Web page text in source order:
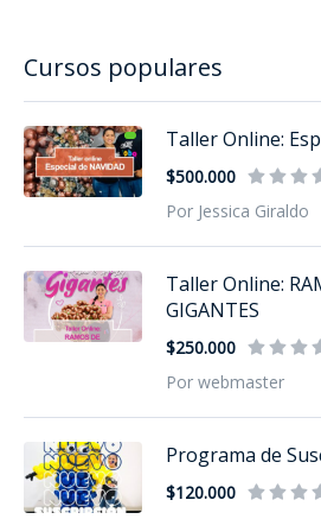
Cursos populares
Taller Online:
$500.000
Por Jessica Giraldo
Taller Online:
GIGANTES
$250.000
Por webmaster
Programa de
$120.000